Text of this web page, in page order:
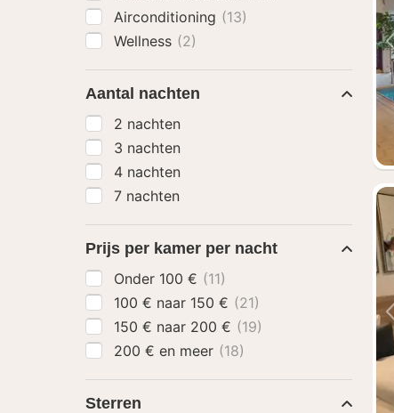
Airconditioning (13)
Wellness (2)
Aantal nachten
2 nachten
3 nachten
4 nachten
7 nachten
Prijs per kamer per nacht
Onder 100 € (11)
100 € naar 150 € (21)
150 € naar 200 € (19)
200 € en meer (18)
Sterren